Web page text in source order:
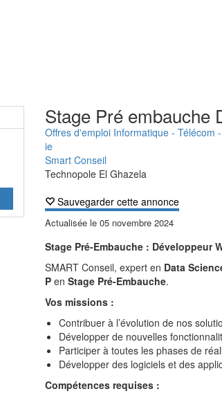
Stage Pré embauche
Offres d'emploi Informatique - Télécom
ie
Smart Conseil
Technopole El Ghazela
Sauvegarder cette annonce
Actualisée le05 novembre 2024
Stage Pré-Embauche : Développeur
SMART Conseil, expert en Data
P enStage Pré-Embauche.
Vos missions :
Contribuer à l’évolution de nos
Développer de nouvelles
Participer à toutes les phases de
Développer des logiciels et des
Compétences requises :